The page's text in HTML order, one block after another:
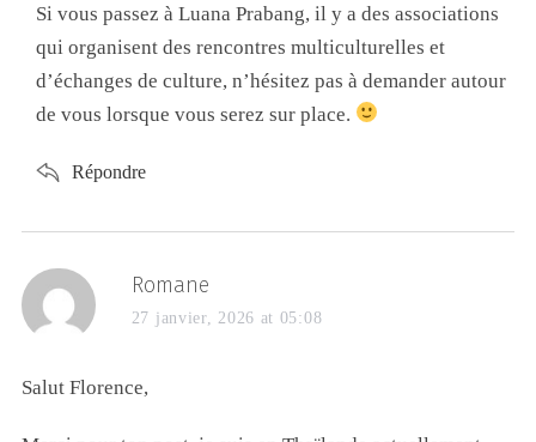
Si vous passez à Luana Prabang, il y a des associations
qui organisent des rencontres multiculturelles et
d’échanges de culture, n’hésitez pas à demander autour
de vous lorsque vous serez sur place.
Répondre
Romane
27 janvier, 2026 at 05:08
Salut Florence,